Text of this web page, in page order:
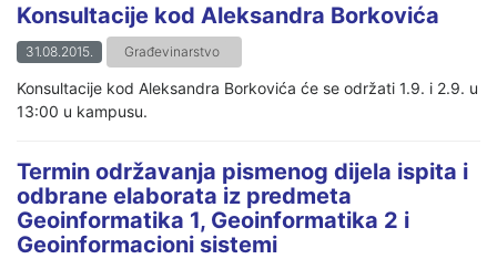
Konsultacije kod Aleksandra Borkovića
31.08.2015. Građevinarstvo
Konsultacije kod Aleksandra Borkovića će se održati 1.9. i 2.9. u
13:00 u kampusu.
Termin održavanja pismenog dijela ispita i
odbrane elaborata iz predmeta
Geoinformatika 1, Geoinformatika 2 i
Geoinformacioni sistemi